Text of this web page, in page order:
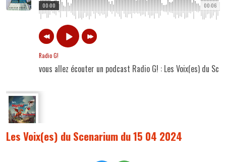
00:06
00:00
Radio G!
vous allez écouter un podcast Radio G! : Les Voix(es) du
Les Voix(es) du Scenarium du 15 04 2024